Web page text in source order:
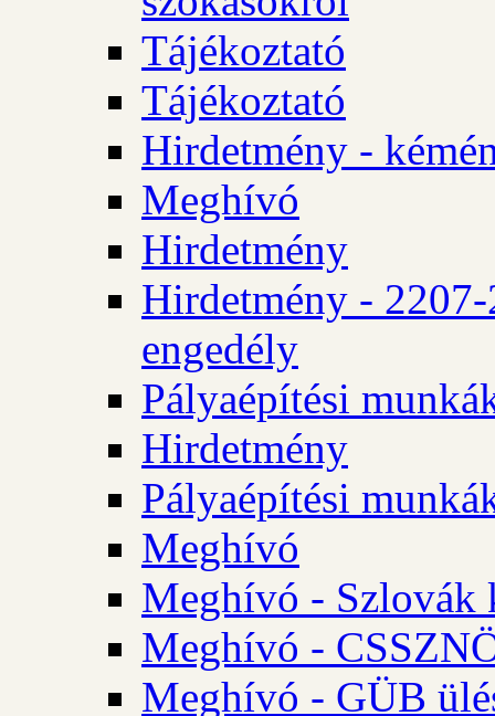
Tájékoztató
Tájékoztató
Hirdetmény -
Meghívó
Hirdetmény
Hirdetmény -
engedély
Pályaépítési
Hirdetmény
Pályaépítési
Meghívó
Meghívó - Szlovák
Meghívó -
Meghívó - GÜB